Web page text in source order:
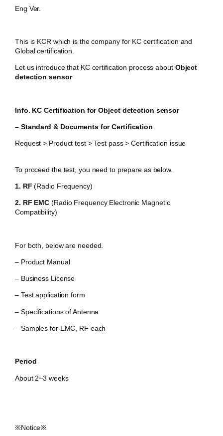
Eng Ver.
This is KCR which is the company for KC certification and
Global certification.
Let us introduce that KC certification process about Object
detection sensor
Info. KC Certification forObject detection sensor
– Standard & Documents for Certification
Request > Product test > Test pass > Certification issue
To proceed the test, you need to prepare as below.
1. RF(Radio Frequency)
2. RF EMC (Radio Frequency Electronic Magnetic
Compatibility)
For both, below are needed.
– Product Manual
– Business License
– Testapplication form
– Specifications of Antenna
– Samples for EMC, RF each
Period
About 2~3 weeks
※Notice※